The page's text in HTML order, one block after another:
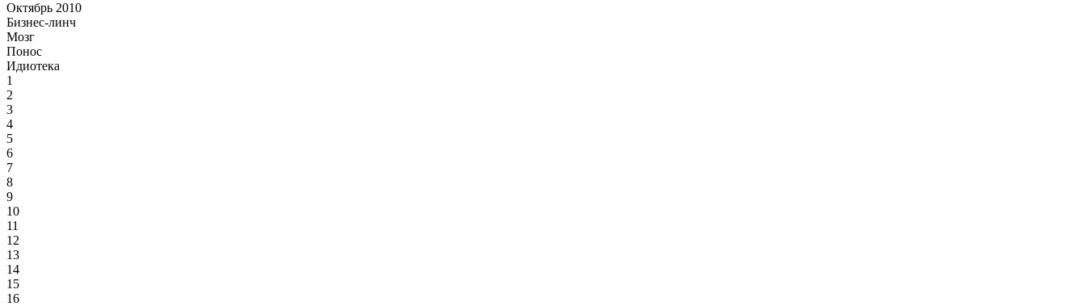
Октябрь 2010
Бизнес-линч
Мозг
Понос
Идиотека
1
2
3
4
5
6
7
8
9
10
11
12
13
14
15
16